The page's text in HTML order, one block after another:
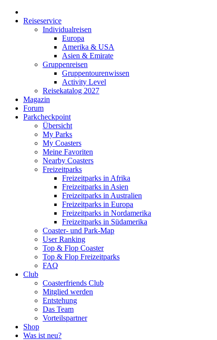
Reiseservice
Individualreisen
Europa
Amerika & USA
Asien & Emirate
Gruppenreisen
Gruppentourenwissen
Activity Level
Reisekatalog 2027
Magazin
Forum
Parkcheckpoint
Übersicht
My Parks
My Coasters
Meine Favoriten
Nearby Coasters
Freizeitparks
Freizeitparks in Afrika
Freizeitparks in Asien
Freizeitparks in Australien
Freizeitparks in Europa
Freizeitparks in Nordamerika
Freizeitparks in Südamerika
Coaster- und Park-Map
User Ranking
Top & Flop Coaster
Top & Flop Freizeitparks
FAQ
Club
Coasterfriends Club
Mitglied werden
Entstehung
Das Team
Vorteilspartner
Shop
Was ist neu?